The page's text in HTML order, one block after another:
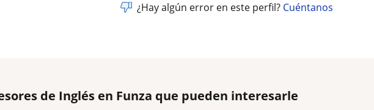
¿Hay algún error en este perfil? Cuéntanos
de Inglés en Funza que pueden interesarle